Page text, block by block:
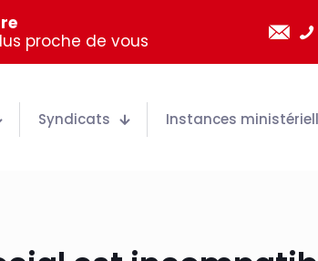
proche de vous
Syndicats Instances